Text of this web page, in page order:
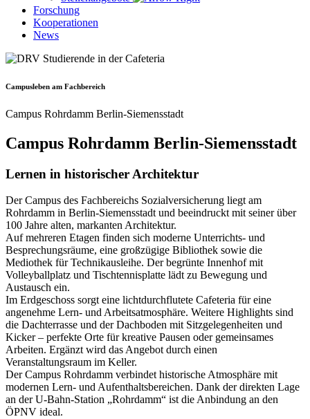
Forschung
Kooperationen
News
Campus­leben am Fachbe­reich
Campus Rohrdamm Berlin-Siemensstadt
Campus Rohrdamm Berlin-Siemensstadt
Lernen in historischer Architektur
Der Campus des Fachbereichs Sozialversicherung liegt am
Rohrdamm in Berlin-Siemensstadt und beeindruckt mit seiner über
100 Jahre alten, markanten Architektur.
Auf mehreren Etagen finden sich moderne Unterrichts- und
Besprechungsräume, eine großzügige Bibliothek sowie die
Mediothek für Technikausleihe. Der begrünte Innenhof mit
Volleyballplatz und Tischtennisplatte lädt zu Bewegung und
Austausch ein.
Im Erdgeschoss sorgt eine lichtdurchflutete Cafeteria für eine
angenehme Lern- und Arbeitsatmosphäre. Weitere Highlights sind
die Dachterrasse und der Dachboden mit Sitzgelegenheiten und
Kicker – perfekte Orte für kreative Pausen oder gemeinsames
Arbeiten. Ergänzt wird das Angebot durch einen
Veranstaltungsraum im Keller.
Der Campus Rohrdamm verbindet historische Atmosphäre mit
modernen Lern- und Aufenthaltsbereichen. Dank der direkten Lage
an der U-Bahn-Station „Rohrdamm“ ist die Anbindung an den
ÖPNV ideal.